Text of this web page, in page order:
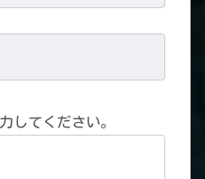
してください。